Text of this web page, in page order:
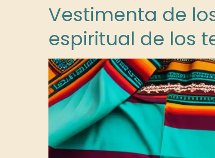
Vestimenta de
espiritual de los